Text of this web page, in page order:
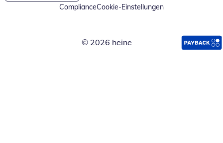
ComplianceCookie-Einstellungen
© 2026 heine